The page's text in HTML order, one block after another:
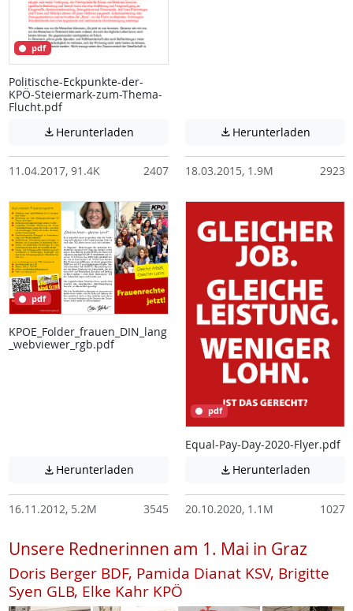
pdf
Politische-Eckpunkte-der-
KPÖ-Steiermark-zum-Thema-
Flucht.pdf
 Herunterladen Achtung: Diese Datei enthält unter
11.04.2017, 91.4K 2407
 Herunterladen
18.03.2015, 1.9M 2923
pdf
KPOE_Folder_frauen_DIN_lang
_webviewer_rgb.pdf
 Herunterladen Achtung: Diese Datei enthält unter
16.11.2012, 5.2M 3545
pdf
Equal-Pay-Day-2020-Flyer.pdf
 Herunterladen
20.10.2020, 1.1M 1027
Unsere Rednerinnen am 1. Mai in Graz
Doris Berger BDF, Pamida Dianat KSV, Brigitte
Syen GLB, Elke Kahr KPÖ